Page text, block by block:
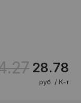
28.78
руб. / К-т